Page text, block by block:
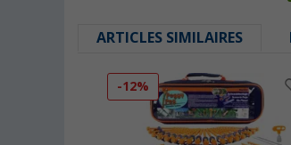
ARTICLES SIMILAIRES
-12%